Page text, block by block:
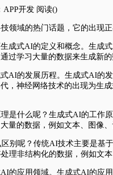
APP开发 阅读()
领域的热门话题，它的出现
成式AI的定义和概念。生成
过学习大量的数据来生成新
AI的发展历程。生成式AI的
，神经网络技术的出现为生
是什么呢？生成式AI的工作
量的数据，例如文本、图像
别呢？传统AI技术主要是基
理非结构化的数据，例如文本
的应用领域。生成式AI的应